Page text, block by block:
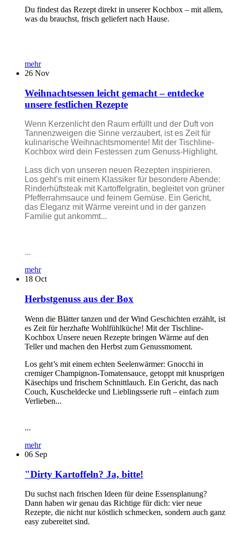
Du findest das Rezept direkt in unserer Kochbox – mit allem,
was du brauchst, frisch geliefert nach Hause.
mehr
26 Nov
Weihnachtsessen leicht gemacht – entdecke
unsere festlichen Rezepte
Wenn Kerzenlicht den Raum erfüllt und der Duft von
Tannenzweigen die Sinne verzaubert, ist es Zeit für
kulinarische Weihnachtsmomente! Mit der Tischline-
Kochbox wird dein Festessen zum Genuss-Highlight.
Lass dich von unseren neuen Rezepten inspirieren.
Los geht’s mit einem Klassiker für besondere Abende:
Rinderhüftsteak mit Kartoffelgratin, begleitet von grüner
Pfefferrahmsauce und feinem Gemüse. Ein Gericht,
das Eleganz mit Wärme vereint und in der ganzen
Familie gut ankommt...
...
mehr
18 Oct
Herbstgenuss aus der Box
Wenn die Blätter tanzen und der Wind Geschichten erzählt, ist
es Zeit für herzhafte Wohlfühlküche! Mit der Tischline-
Kochbox Unsere neuen Rezepte bringen Wärme auf den
Teller und machen den Herbst zum Genussmoment.
Los geht’s mit einem echten Seelenwärmer: Gnocchi in
cremiger Champignon-Tomatensauce, getoppt mit knusprigen
Käsechips und frischem Schnittlauch. Ein Gericht, das nach
Couch, Kuscheldecke und Lieblingsserie ruft – einfach zum
Verlieben...
...
mehr
06 Sep
"Dirty Kartoffeln? Ja, bitte!
Du suchst nach frischen Ideen für deine Essensplanung?
Dann haben wir genau das Richtige für dich: vier neue
Rezepte, die nicht nur köstlich schmecken, sondern auch ganz
easy zubereitet sind.